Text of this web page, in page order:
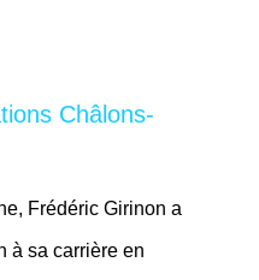
Châlons-
Frédéric Girinon a
à sa carrière en